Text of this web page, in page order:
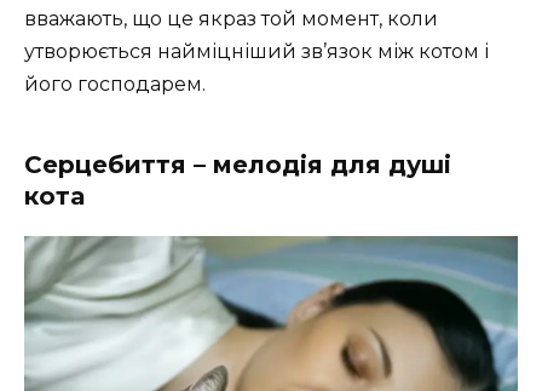
вважають, що це якраз той момент, коли
утворюється найміцніший зв’язок між котом і
його господарем.
Серцебиття – мелодія для душі
кота